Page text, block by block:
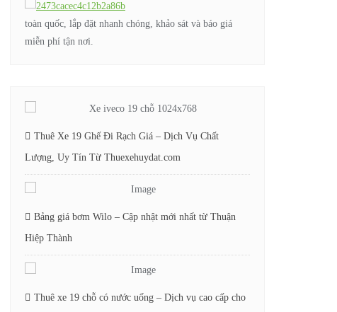
toàn quốc, lắp đặt nhanh chóng, khảo sát và báo giá
miễn phí tận nơi.
Thuê Xe 19 Ghế Đi Rạch Giá – Dịch Vụ Chất
Lượng, Uy Tín Từ Thuexehuydat.com
Bảng giá bơm Wilo – Cập nhật mới nhất từ Thuận
Hiệp Thành
Thuê xe 19 chỗ có nước uống – Dịch vụ cao cấp cho